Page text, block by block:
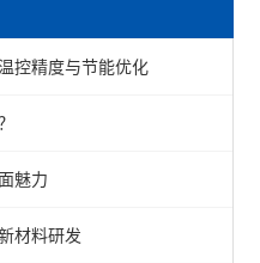
控精度与节能优化
魅力
材料研发